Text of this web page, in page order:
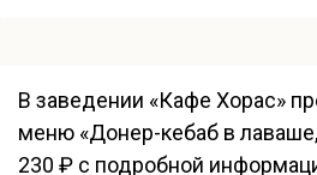
В заведении «Кафе Хорас»
меню «Донер-кебаб в
230 ₽ с подробной